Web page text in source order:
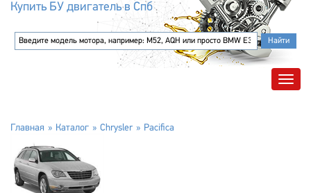
Купить БУ двигатель в Спб
Главная Каталог Chrysler Pacifica